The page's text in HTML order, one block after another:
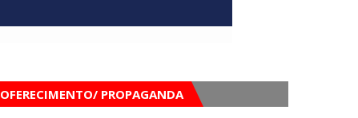
OFERECIMENTO/ PROPAGANDA